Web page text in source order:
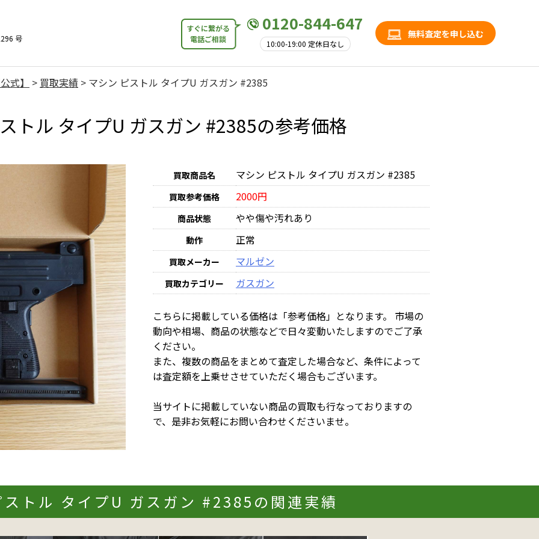
号
0120-844-647
10:00-19:00 定休日なし
すぐに繋がる
電話ご相談
無料査定を申し込む
式】 > 買取実績 > マシン ピストル タイプU ガスガン #2385
トル タイプU ガスガン #2385の参考価格
買取商品名 マシン ピストル タイプU ガスガン #2385
買取参考価格 2000円
商品状態 やや傷や汚れあり
動作 正常
買取メーカー マルゼン
買取カテゴリー ガスガン
こちらに掲載している価格は「参考価格」となります。 市場の
動向や相場、商品の状態などで日々変動いたしますのでご了承
ください。
また、複数の商品をまとめて査定した場合など、条件によって
は査定額を上乗せさせていただく場合もございます。
当サイトに掲載していない商品の買取も行なっておりますの
で、是非お気軽にお問い合わせくださいませ。
トル タイプU ガスガン #2385の関連実績